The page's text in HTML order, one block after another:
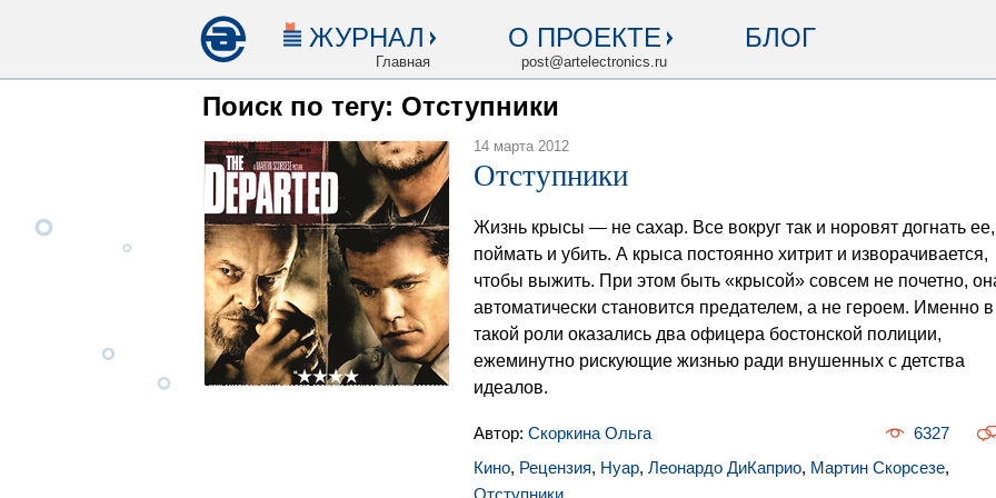
ЖУРНАЛ
Главная
О ПРОЕКТЕ
post@artelectronics.ru
БЛОГ
Поиск по тегу: Отступники
14 марта 2012
Отступники
Жизнь крысы — не сахар. Все вокруг так и норовят догнать ее,
поймать и убить. А крыса постоянно хитрит и изворачивается,
чтобы выжить. При этом быть «крысой» совсем не почетно,
автоматически становится предателем, а не героем. Именно в
такой роли оказались два офицера бостонской полиции,
ежеминутно рискующие жизнью ради внушенных с детства
идеалов.
Автор: Скоркина Ольга
6327
Кино, Рецензия, Нуар, Леонардо ДиКаприо, Мартин Скорсезе,
Отступники